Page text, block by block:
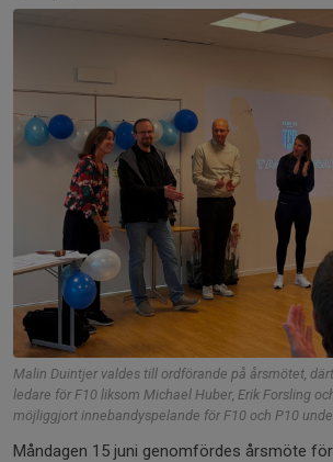
Malin Duintjer valdes till ordförande på årsmötet,
ledare för F10 liksom Michael Huber, Erik Forsling
möjliggjort innebandyspelande för F10 och P10
Måndagen 15 juni genomfördes årsmöte